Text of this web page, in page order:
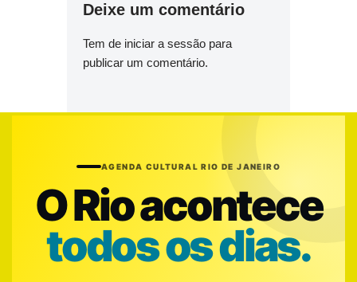
Deixe um comentário
Tem de iniciar a sessão para
publicar um comentário.
AGENDA CULTURAL RIO DE JANEIRO
O Rio acontece
todos os dias.